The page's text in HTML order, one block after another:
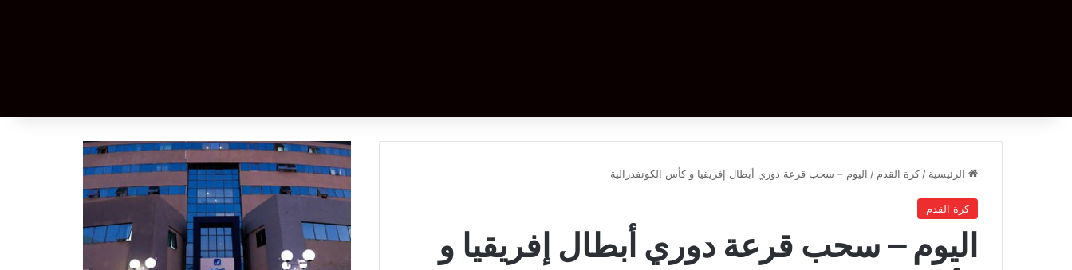
الرئيسية / كرة القدم / اليوم – سحب قرعة دوري أبطال إفريقيا و كأس الكونفدرالية
كرة القدم
اليوم – سحب قرعة دوري أبطال إفريقيا و